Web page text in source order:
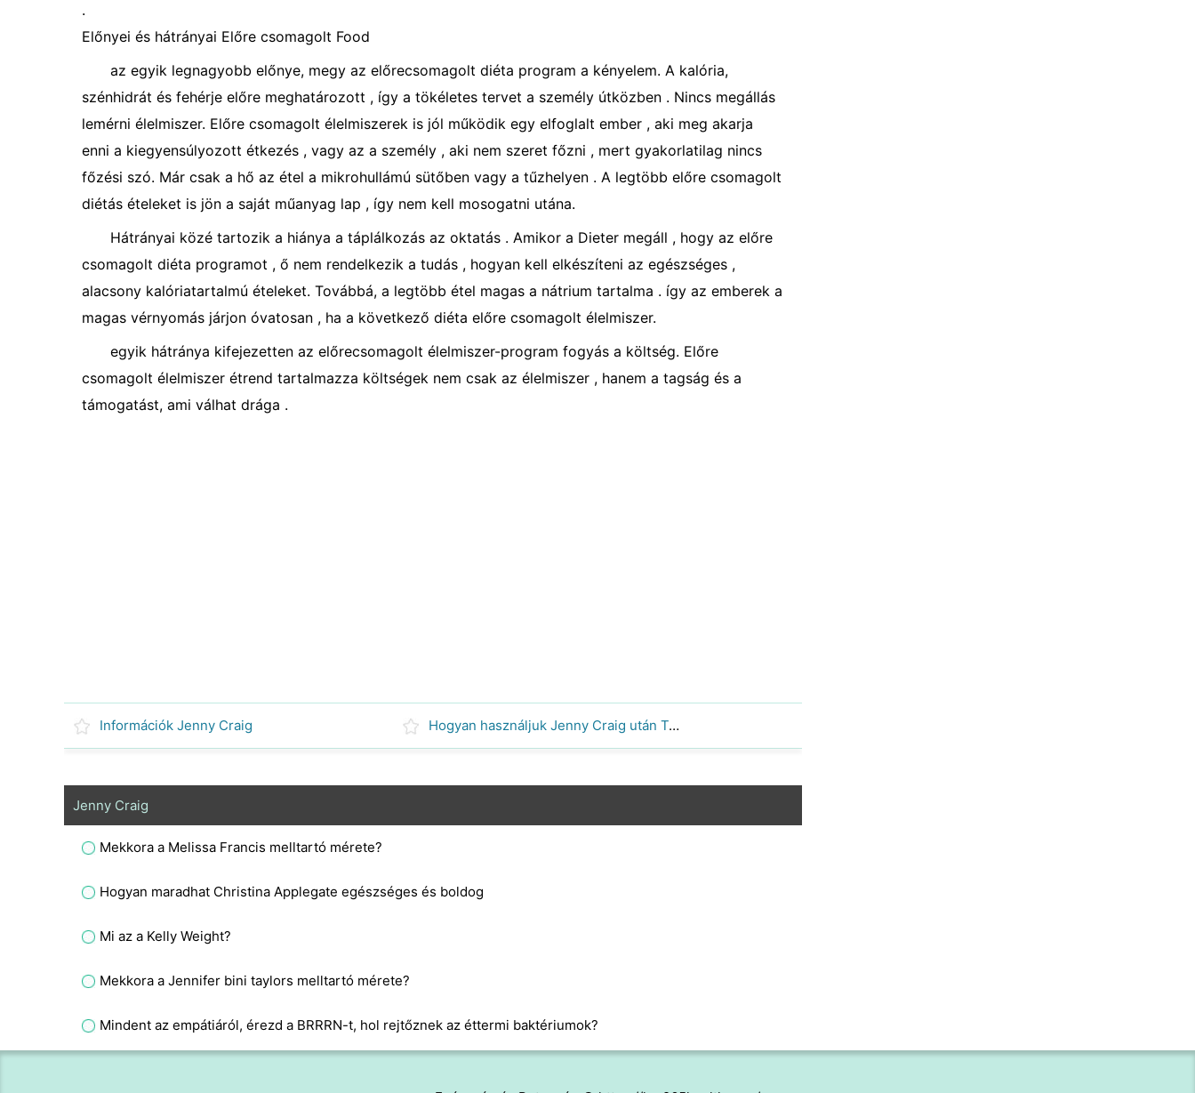
.
Előnyei és hátrányai Előre csomagolt Food
az egyik legnagyobb előnye, megy az előrecsomagolt diéta program a kényelem. A kalória,
szénhidrát és fehérje előre meghatározott , így a tökéletes tervet a személy útközben . Nincs megállás
lemérni élelmiszer. Előre csomagolt élelmiszerek is jól működik egy elfoglalt ember , aki meg akarja
enni a kiegyensúlyozott étkezés , vagy az a személy , aki nem szeret főzni , mert gyakorlatilag nincs
főzési szó. Már csak a hő az étel a mikrohullámú sütőben vagy a tűzhelyen . A legtöbb előre csomagolt
diétás ételeket is jön a saját műanyag lap , így nem kell mosogatni utána.
Hátrányai közé tartozik a hiánya a táplálkozás az oktatás . Amikor a Dieter megáll , hogy az előre
csomagolt diéta programot , ő nem rendelkezik a tudás , hogyan kell elkészíteni az egészséges ,
alacsony kalóriatartalmú ételeket. Továbbá, a legtöbb étel magas a nátrium tartalma . így az emberek a
magas vérnyomás járjon óvatosan , ha a következő diéta előre csomagolt élelmiszer.
egyik hátránya kifejezetten az előrecsomagolt élelmiszer-program fogyás a költség. Előre
csomagolt élelmiszer étrend tartalmazza költségek nem csak az élelmiszer , hanem a tagság és a
támogatást, ami válhat drága .
Információk Jenny Craig Hogyan használjuk Jenny Craig után Terhesség
Jenny Craig
Mekkora a Melissa Francis melltartó mérete?
Hogyan maradhat Christina Applegate egészséges és boldog
Mi az a Kelly Weight?
Mekkora a Jennifer bini taylors melltartó mérete?
Mindent az empátiáról, érezd a BRRRN-t, hol rejtőznek az éttermi baktériumok?